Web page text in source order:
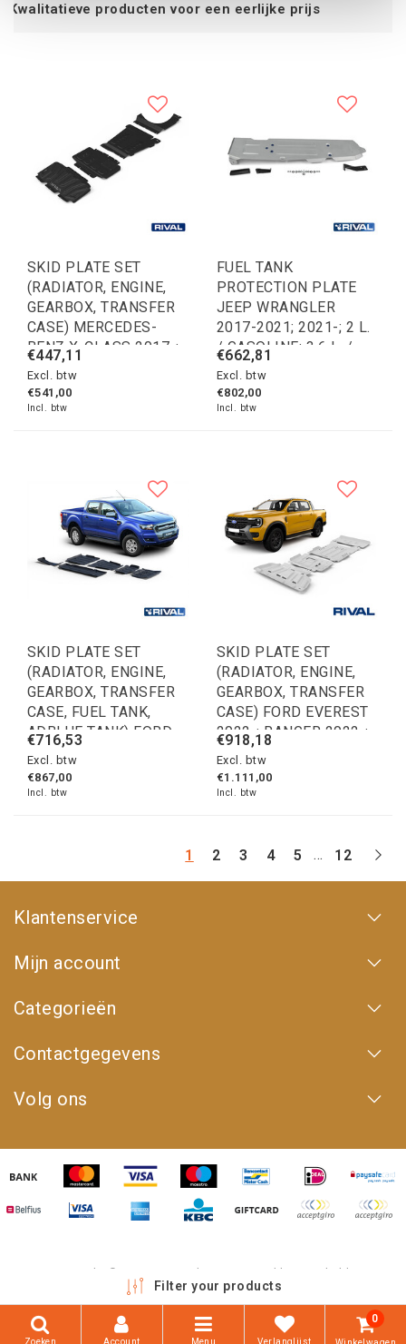
voor een eerlijke prijs
SKID PLATE SET
(RADIATOR, ENGINE,
GEARBOX, TRANSFER
CASE) MERCEDES-
BENZ X-CLASS 2017-;
NISSAN NAVARA
(FRONTIER) 2004-
2010; 2010-2015;
DIESEL; 4 L. /
GASOLINE
€447,11
Excl. btw
€541,00
Incl. btw
FUEL TANK
PROTECTION PLATE
JEEP WRANGLER
2017-2021; 2021-; 2 L.
/ GASOLINE; 3,6 L. /
GASOLINE; 2,2 L. /
DIESEL
€662,81
Excl. btw
€802,00
Incl. btw
SKID PLATE SET
(RADIATOR, ENGINE,
GEARBOX, TRANSFER
CASE, FUEL TANK,
ADBLUE TANK) FORD
RANGER 2011-2015;
2015-2022; 2,2 L. /
DIESEL; 3,2 L. / DIESEL
€716,53
Excl. btw
€867,00
Incl. btw
SKID PLATE SET
(RADIATOR, ENGINE,
GEARBOX, TRANSFER
CASE) FORD EVEREST
2022-; RANGER 2022-;
VOLKSWAGEN
AMAROK 2023-;
€918,18
Excl. btw
€1.111,00
Incl. btw
1 2 3 4 5 ... 12
Klantenservice
Mijn account
Categorieën
Contactgegevens
Volg ons
Copyright © 2026 - 4WD Shop | Powered by emarkable
Filter your products
Zoeken Account Menu Verlanglijst
0